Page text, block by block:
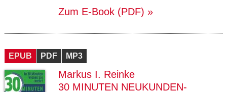
Zum E-Book (PDF)
EPUB PDF MP3
Markus I. Reinke
30 MINUTEN NEUKUNDEN-